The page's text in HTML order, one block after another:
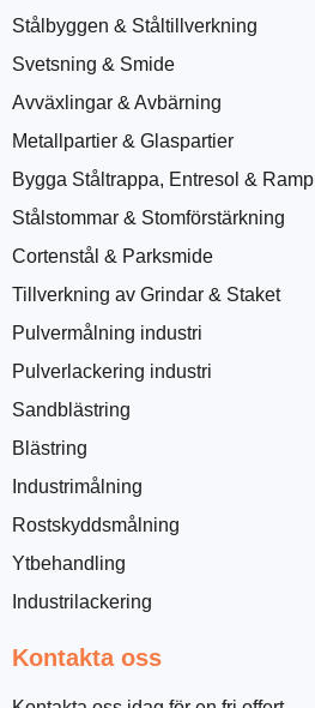
Stålbyggen & Ståltillverkning
Svetsning & Smide
Avväxlingar & Avbärning
Metallpartier & Glaspartier
Bygga Ståltrappa, Entresol & Ramp
Stålstommar & Stomförstärkning
Cortenstål & Parksmide
Tillverkning av Grindar & Staket
Pulvermålning industri
Pulverlackering industri
Sandblästring
Blästring
Industrimålning
Rostskyddsmålning
Ytbehandling
Industrilackering
Kontakta oss